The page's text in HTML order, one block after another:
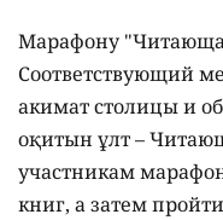
Марафону
Соответствующий
акимат столицы и
оқитын ұлт –
участникам
книг, а затем